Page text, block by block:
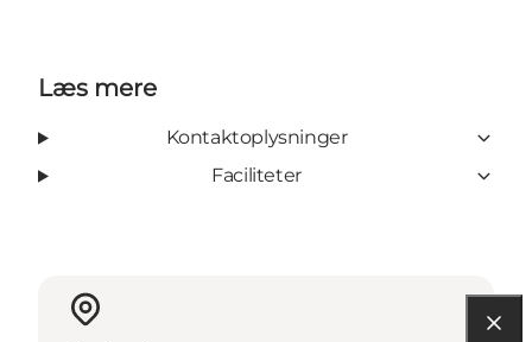
Læs mere
Kontaktoplysninger
Faciliteter